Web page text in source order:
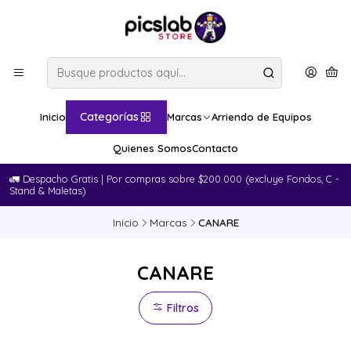
Inicio Categorías Marcas Arriendo de Equipos
Quienes SomosContacto
🚛​ Despacho Gratis | Por compras sobre $200.000 (excluye Fondos, C -
Stand & Maletas)
Inicio Marcas CANARE
CANARE
Filtros